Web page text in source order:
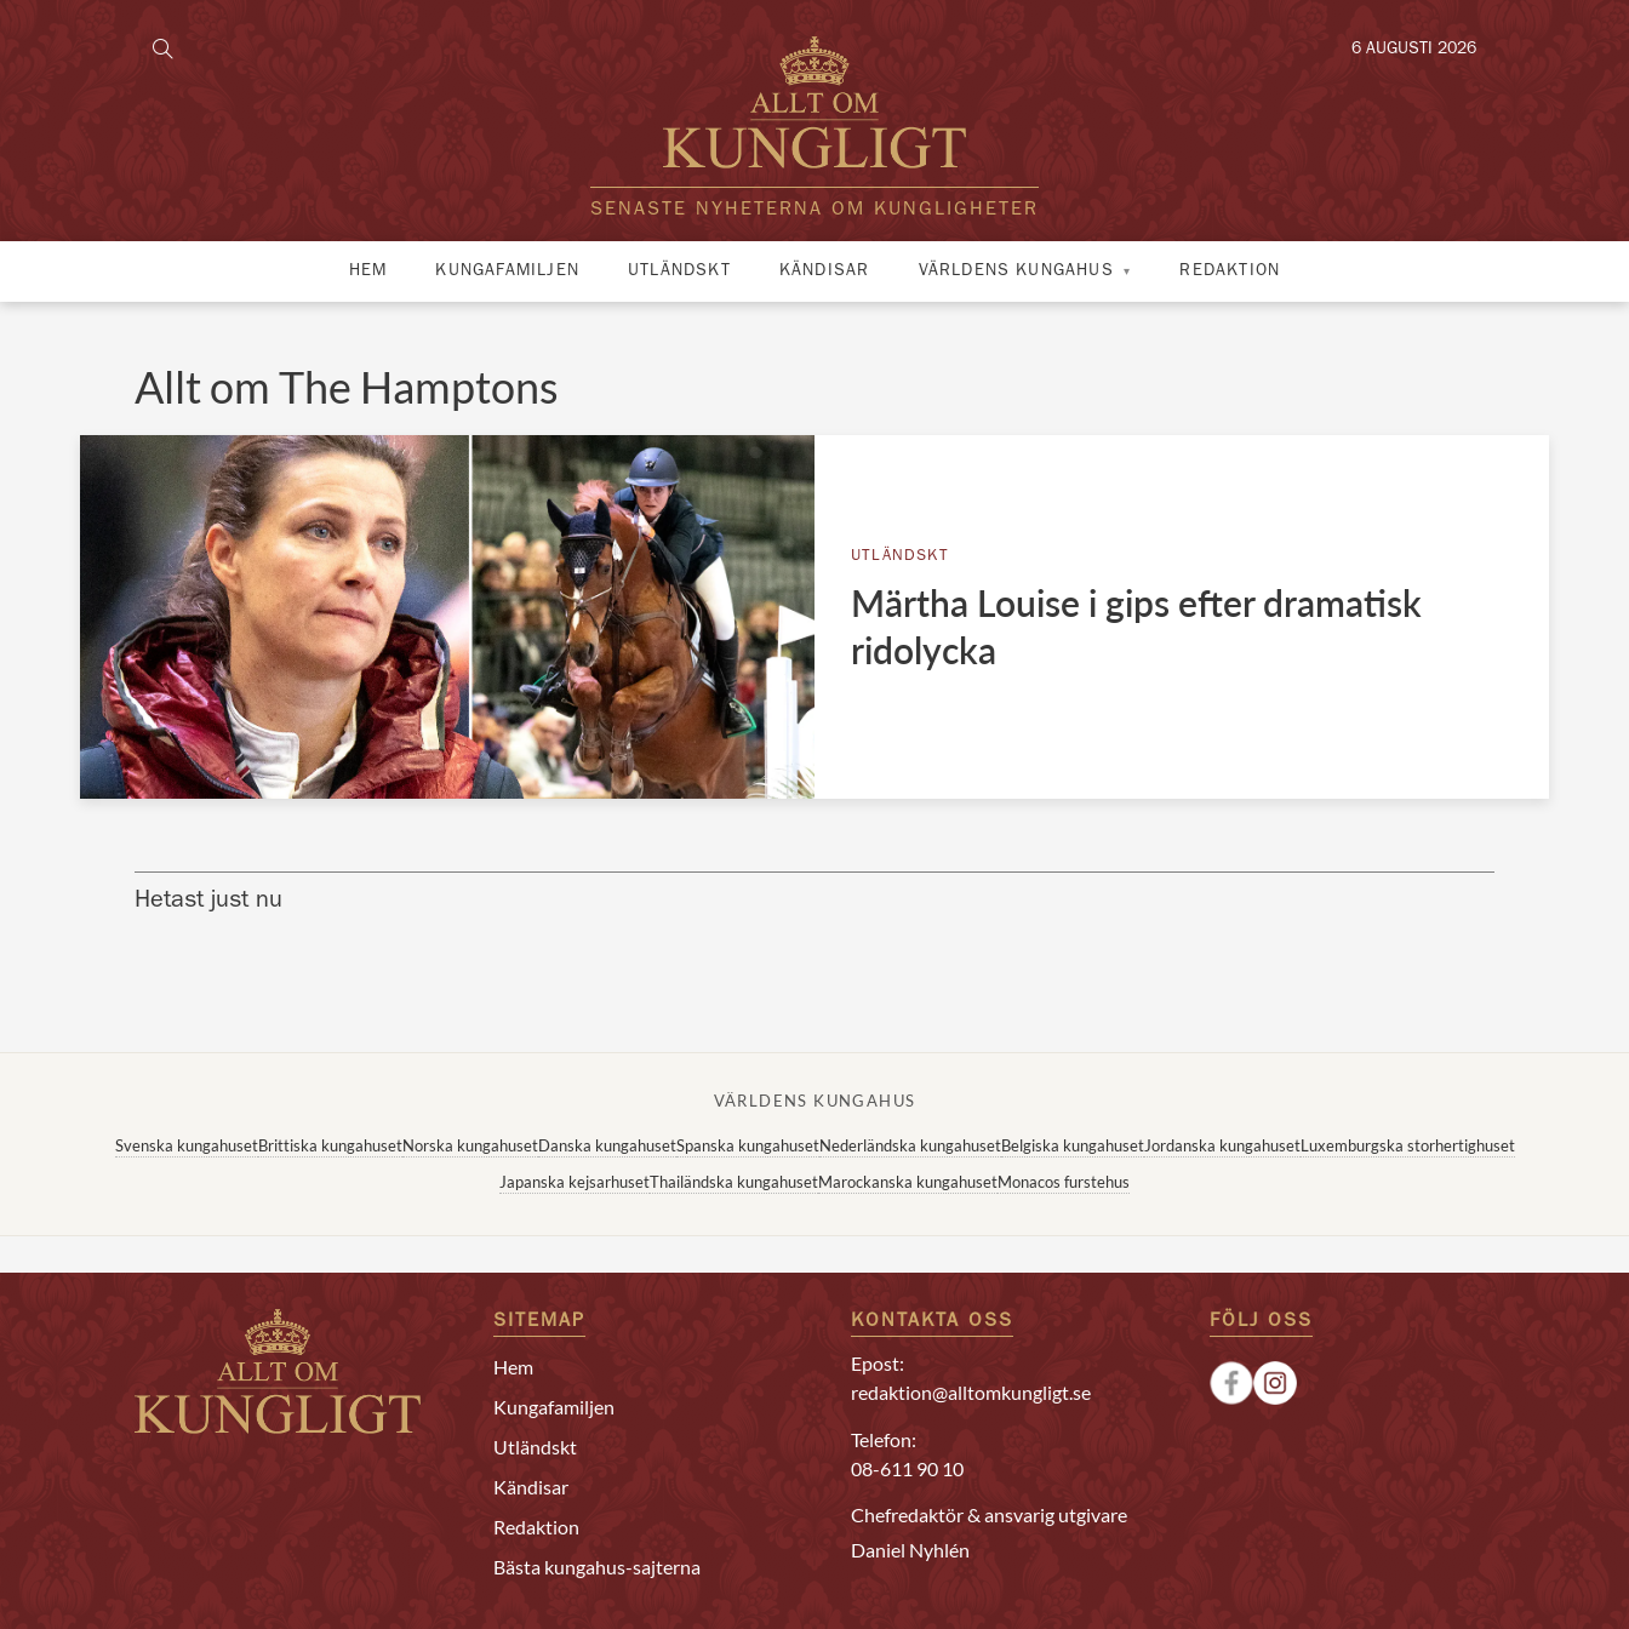
SENASTE NYHETERNA OM KUNGLIGHETER
6 AUGUSTI 2026
HEM KUNGAFAMILJEN UTLÄNDSKT KÄNDISAR VÄRLDENS KUNGAHUS REDAKTION
Allt om The Hamptons
UTLÄNDSKT
Märtha Louise i gips efter dramatisk
ridolycka
Hetast just nu
VÄRLDENS KUNGAHUS
Svenska kungahusetBrittiska kungahusetNorska kungahusetDanska kungahusetSpanska kungahusetNederländska kungahusetBelgiska kungahusetJordanska kungahusetLuxemburgska storhertighuset
Japanska kejsarhusetThailändska kungahusetMarockanska kungahusetMonacos furstehus
SITEMAP
Hem
Kungafamiljen
Utländskt
Kändisar
Redaktion
Bästa kungahus-sajterna
KONTAKTA OSS
Epost:
redaktion@alltomkungligt.se
Telefon:
08-611 90 10
Chefredaktör & ansvarig utgivare
Daniel Nyhlén
FÖLJ OSS